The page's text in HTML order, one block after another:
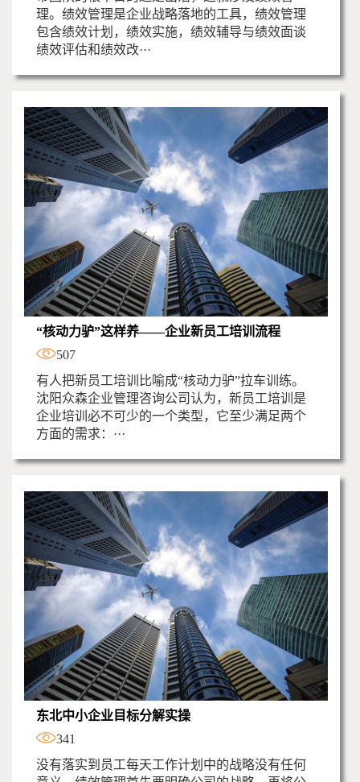
理。绩效管理是企业战略落地的工具，绩效管理
包含绩效计划，绩效实施，绩效辅导与绩效面谈
绩效评估和绩效改···
“核动力驴”这样养——企业新员工培训流程
507
有人把新员工培训比喻成“核动力驴”拉车训练。
沈阳众森企业管理咨询公司认为，新员工培训是
企业培训必不可少的一个类型，它至少满足两个
方面的需求：···
东北中小企业目标分解实操
341
没有落实到员工每天工作计划中的战略没有任何